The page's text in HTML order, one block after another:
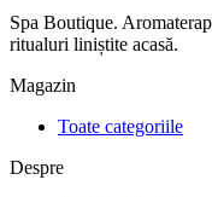
Spa Boutique.
ritualuri liniștite acasă.
Magazin
Toate categoriile
Despre